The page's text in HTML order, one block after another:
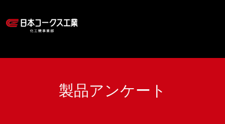
製品アンケート